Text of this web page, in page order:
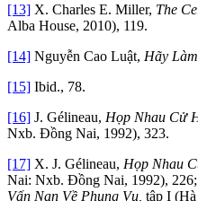
[13] X. Charles E. Miller, The
Alba House, 2010), 119.
[14] Nguyễn Cao Luật, Hãy
[15] Ibid., 78.
[16] J. Gélineau, Họp Nhau Cử
Nxb. Đồng Nai, 1992), 323.
[17] X. J. Gélineau, Họp Nhau
Nai: Nxb. Đồng Nai, 1992),
Vấn Nạn Về Phụng Vụ, tập I